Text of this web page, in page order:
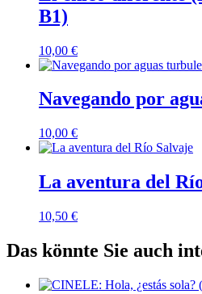
B1)
10,00 €
Navegando por
10,00 €
La aventura del
10,50 €
Das könnte Sie auch